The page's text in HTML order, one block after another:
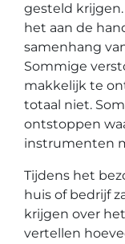
gesteld
het aan de
samenhang
Sommige
makkelijk te
totaal niet.
ontstoppen
instrumenten
Tijdens het
huis of bedrijf
krijgen over
vertellen